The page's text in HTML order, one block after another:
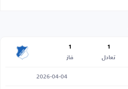
1
تعادل
1
فاز
2026-04-04